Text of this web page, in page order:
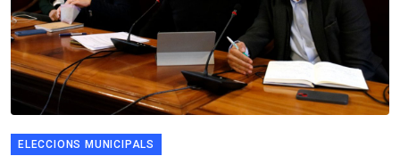
ELECCIONS MUNICIPALS